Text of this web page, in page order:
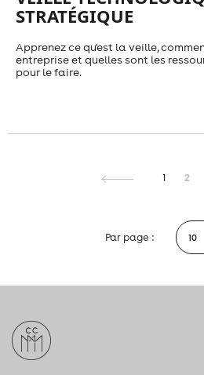
STRATÉGIQUE
Apprenez ce qu'est la veille,
entreprise et quelles sont les
pour le faire.
1 2
Par page :